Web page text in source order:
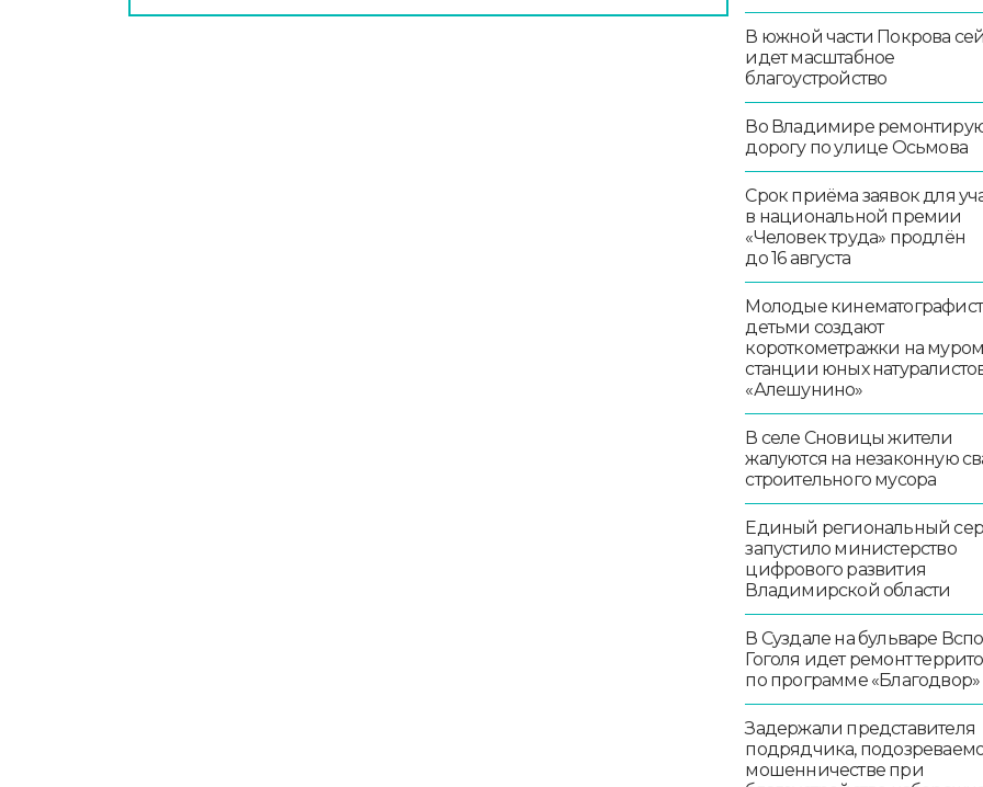
В южной части Покрова
идет масштабное
благоустройство
Во Владимире
дорогу по улице Осьмова
Срок приёма заявок для
в национальной премии
«Человек труда» продлён
до 16 августа
Молодые
детьми создают
короткометражки на
станции юных
«Алешунино»
В селе Сновицы жители
жалуются на незаконную
строительного мусора
Единый региональный
запустило министерство
цифрового развития
Владимирской области
В Суздале на бульваре
Гоголя идет ремонт
по программе «Благодвор»
Задержали представителя
подрядчика,
мошенничестве при